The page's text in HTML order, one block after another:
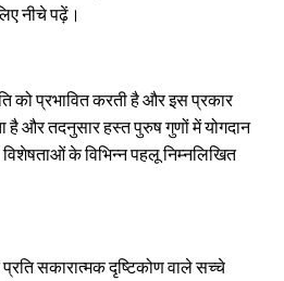
नीचे पढ़ें।
को प्रभावित करती है और इस प्रकार
है और तदनुसार हस्त पुरुष गुणों में योगदान
के विभिन्न पहलू निम्नलिखित
सकारात्मक दृष्टिकोण वाले सच्चे